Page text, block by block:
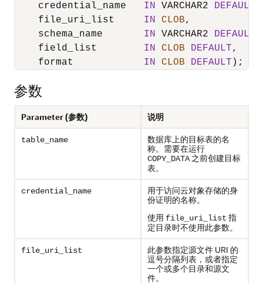
    credential_name
IN VARCHAR2 DEFAULT
    file_uri_list
IN CLOB,
    schema_name
IN VARCHAR2 DEFAULT
    field_list
IN CLOB DEFAULT,
    format
IN CLOB DEFAULT );
参数
Parameter (参数) 说明
table_name
数据库上的目标表的名
称。需要在运行
COPY_DATA之前创建目标
表。
credential_name
用于访问云对象存储的身
份证明的名称。
使用 file_uri_list 指
定目录时不使用此参数。
file_uri_list
此参数指定源文件 URI 的
逗号分隔列表，或者指定
一个或多个目录和源文
件。